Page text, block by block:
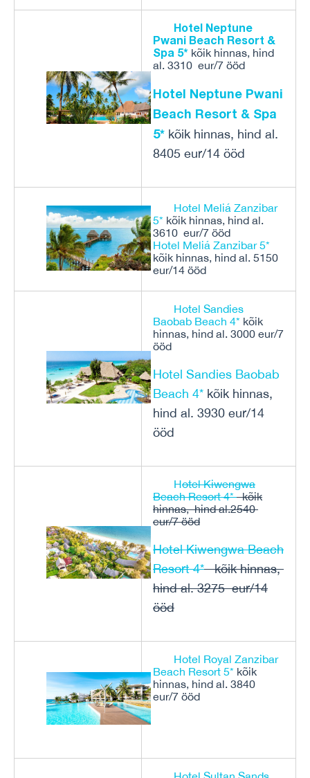
Hotel Neptune
Pwani Beach Resort &
Spa 5* kõik hinnas, hind
al. 3310 eur/7 ööd
Hotel Neptune Pwani
Beach Resort & Spa
5* kõik hinnas, hind al.
8405 eur/14 ööd
Hotel Meliá Zanzibar
5* kõik hinnas, hind al.
3610 eur/7 ööd
Hotel Meliá Zanzibar 5*
kõik hinnas, hind al. 5150
eur/14 ööd
Hotel Sandies
Baobab Beach 4* kõik
hinnas, hind al. 3000 eur/7
ööd
Hotel Sandies Baobab
Beach 4* kõik hinnas,
hind al. 3930 eur/14
ööd
Hotel Kiwengwa
Beach Resort 4*kõik
hinnas, hind al.2540
eur/7 ööd
Hotel Kiwengwa Beach
Resort 4*kõik hinnas,
hind al. 3275 eur/14
ööd
Hotel Royal Zanzibar
Beach Resort 5* kõik
hinnas, hind al. 3840
eur/7 ööd